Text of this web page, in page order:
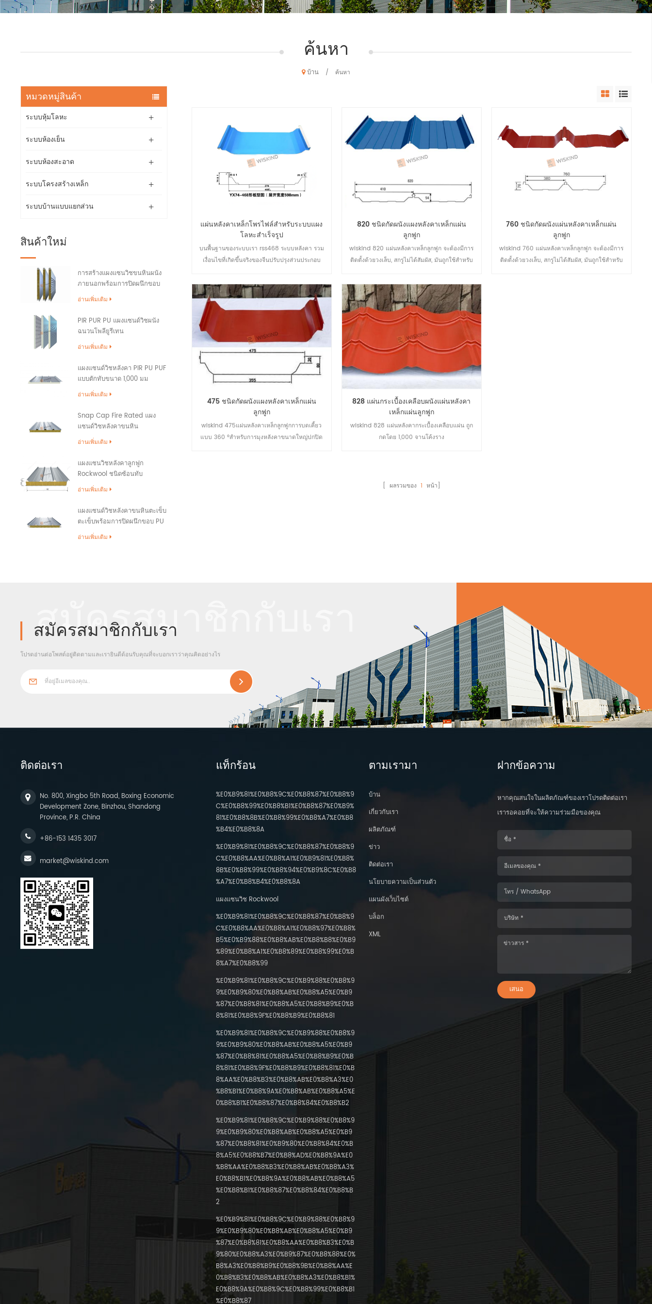
ค้นหา
บ้าน / ค้นหา
หมวดหมู่สินค้า
ระบบหุ้มโลหะ
ระบบห้องเย็น
ระบบห้องสะอาด
ระบบโครงสร้างเหล็ก
ระบบบ้านแบบแยกส่วน
สินค้าใหม่
การสร้างแผงแซนวิชขนหินผนัง
ภายนอกพร้อมการปิดผนึกขอบ
PU
อ่านเพิ่มเติม
PIR PUR PU แผงแซนด์วิชผนัง
ฉนวนโพลียูรีเทน
อ่านเพิ่มเติม
แผงแซนด์วิชหลังคา PIR PU PUF
แบบตักทับขนาด 1,000 มม
อ่านเพิ่มเติม
Snap Cap Fire Rated แผง
แซนด์วิชหลังคาขนหิน
อ่านเพิ่มเติม
แผงแซนวิชหลังคาลูกฟูก
Rockwool ชนิดซ้อนทับ
อ่านเพิ่มเติม
แผงแซนด์วิชหลังคาขนหินตะเข็บ
ตะเข็บพร้อมการปิดผนึกขอบ PU
อ่านเพิ่มเติม
แผ่นหลังคาเหล็กโพรไฟล์สำหรับระบบแผง
โลหะสำเร็จรูป
บนพื้นฐานของระบบเรา rss468 ระบบหลังคา รวม
เงื่อนไขที่เกิดขึ้นจริงของจีนปรับปรุงส่วนประกอบ
820 ชนิดกัดผนังแผงหลังคาเหล็กแผ่น
ลูกฟูก
wiskind 820 แผ่นหลังคาเหล็กลูกฟูก จะต้องมีการ
ติดตั้งด้วยวงเล็บ, สกรูไม่ได้สัมผัส, มันถูกใช้สำหรับ
สำหรับการขนส่ง, และส่วนใหญ่จะใช้สำหรับการ
ประมวลผลในสถานที่.
760 ชนิดกัดผนังแผ่นหลังคาเหล็กแผ่น
ลูกฟูก
wiskind 760 แผ่นหลังคาเหล็กลูกฟูก จะต้องมีการ
ติดตั้งด้วยวงเล็บ, สกรูไม่ได้สัมผัส, มันถูกใช้สำหรับ
475 ชนิดกัดผนังแผงหลังคาเหล็กแผ่น
ลูกฟูก
wiskind 475แผ่นหลังคาเหล็กลูกฟูกการบดเคี้ยว
แบบ 360 °สำหรับการมุงหลังคาขนาดใหญ่ปกปิด
828 แผ่นกระเบื้องเคลือบผนังแผ่นหลังคา
เหล็กแผ่นลูกฟูก
wiskind 828 แผ่นหลังคากระเบื้องเคลือบแผ่น ถูก
กดโดย 1,000 จานโค้งราง
[ ผลรวมของ 1 หน้า]
สมัครสมาชิกกับเรา
สมัครสมาชิกกับเรา
โปรดอ่านต่อโพสต์อยู่ติดตามและเรายินดีต้อนรับคุณที่จะบอกเราว่าคุณคิดอย่างไร
ติดต่อเรา
No. 800, Xingbo 5th Road, Boxing Economic
Development Zone, Binzhou, Shandong
Province, P.R. China
+86-153 1435 3017
market@wiskind.com
แท็กร้อน
%E0%B9%81%E0%B8%9C%E0%B8%87%E0%B8%9
C%E0%B8%99%E0%B8%B1%E0%B8%87%E0%B9%
81%E0%B8%8B%E0%B8%99%E0%B8%A7%E0%B8
%B4%E0%B8%8A
%E0%B9%81%E0%B8%9C%E0%B8%87%E0%B8%9
C%E0%B8%AA%E0%B8%A1%E0%B9%81%E0%B8%
8B%E0%B8%99%E0%B8%94%E0%B9%8C%E0%B8
%A7%E0%B8%B4%E0%B8%8A
แผงแซนวิช Rockwool
%E0%B9%81%E0%B8%9C%E0%B8%87%E0%B8%9
C%E0%B8%AA%E0%B8%A1%E0%B8%97%E0%B8%
B5%E0%B9%88%E0%B8%AB%E0%B8%B8%E0%B9
%89%E0%B8%A1%E0%B8%89%E0%B8%99%E0%B
8%A7%E0%B8%99
%E0%B9%81%E0%B8%9C%E0%B9%88%E0%B8%9
9%E0%B9%80%E0%B8%AB%E0%B8%A5%E0%B9
%87%E0%B8%81%E0%B8%A5%E0%B8%B9%E0%B
8%81%E0%B8%9F%E0%B8%B9%E0%B8%81
%E0%B9%81%E0%B8%9C%E0%B9%88%E0%B8%9
9%E0%B9%80%E0%B8%AB%E0%B8%A5%E0%B9
%87%E0%B8%81%E0%B8%A5%E0%B8%B9%E0%B
8%81%E0%B8%9F%E0%B8%B9%E0%B8%81%E0%B
8%AA%E0%B8%B3%E0%B8%AB%E0%B8%A3%E0
%B8%B1%E0%B8%9A%E0%B8%AB%E0%B8%A5%E
0%B8%B1%E0%B8%87%E0%B8%84%E0%B8%B2
%E0%B9%81%E0%B8%9C%E0%B9%88%E0%B8%9
9%E0%B9%80%E0%B8%AB%E0%B8%A5%E0%B9
%87%E0%B8%81%E0%B9%80%E0%B8%84%E0%B
8%A5%E0%B8%B7%E0%B8%AD%E0%B8%9A%E0
%B8%AA%E0%B8%B3%E0%B8%AB%E0%B8%A3%
E0%B8%B1%E0%B8%9A%E0%B8%AB%E0%B8%A5
%E0%B8%B1%E0%B8%87%E0%B8%84%E0%B8%B
2
%E0%B9%81%E0%B8%9C%E0%B9%88%E0%B8%9
9%E0%B9%80%E0%B8%AB%E0%B8%A5%E0%B9
%87%E0%B8%81%E0%B8%AA%E0%B8%B3%E0%B
9%80%E0%B8%A3%E0%B9%87%E0%B8%88%E0%
B8%A3%E0%B8%B9%E0%B8%9B%E0%B8%AA%E
0%B8%B3%E0%B8%AB%E0%B8%A3%E0%B8%B1%
E0%B8%9A%E0%B8%9C%E0%B8%99%E0%B8%B1
%E0%B8%87
ตามเรามา
บ้าน
เกี่ยวกับเรา
ผลิตภัณฑ์
ข่าว
ติดต่อเรา
นโยบายความเป็นส่วนตัว
แผนผังเว็บไซต์
บล็อก
XML
ฝากข้อความ
หากคุณสนใจในผลิตภัณฑ์ของเราโปรดติดต่อเรา
เรารอคอยที่จะให้ความร่วมมือของคุณ
เสนอ